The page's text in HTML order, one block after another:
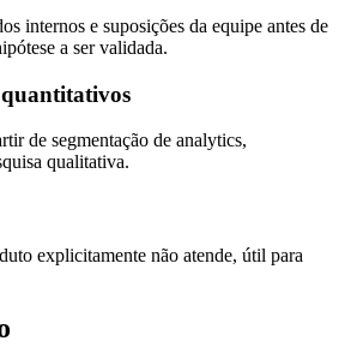
internos e suposições da equipe antes de
a ser validada.
de segmentação de analytics,
qualitativa.
explicitamente não atende, útil para